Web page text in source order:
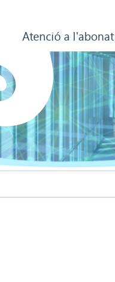
Atenció a l'abonat